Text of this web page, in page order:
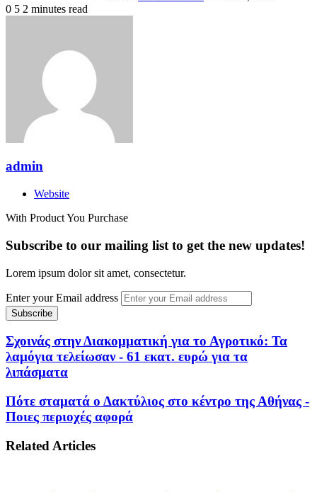
0 5 2 minutes read
admin
Website
With Product You Purchase
Subscribe to our mailing list to get the new updates!
Lorem ipsum dolor sit amet, consectetur.
Enter your Email address
Σχοινάς στην Διακομματική για το Αγροτικό: Τα
λαμόγια τελείωσαν - 61 εκατ. ευρώ για τα
λιπάσματα
Πότε σταματά ο Δακτύλιος στο κέντρο της Αθήνας -
Ποιες περιοχές αφορά
Related Articles